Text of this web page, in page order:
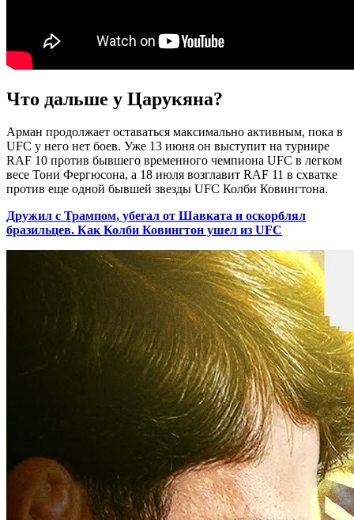
Что дальше у Царукяна?
Арман продолжает оставаться максимально активным, пока в
UFC у него нет боев. Уже 13 июня он выступит на турнире
RAF 10 против бывшего временного чемпиона UFC в легком
весе Тони Фергюсона, а 18 июля возглавит RAF 11 в схватке
против еще одной бывшей звезды UFC Колби Ковингтона.
Дружил с Трампом, убегал от Шавката и оскорблял
бразильцев. Как Колби Ковингтон ушел из UFC